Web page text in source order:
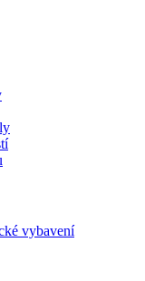
vybavení